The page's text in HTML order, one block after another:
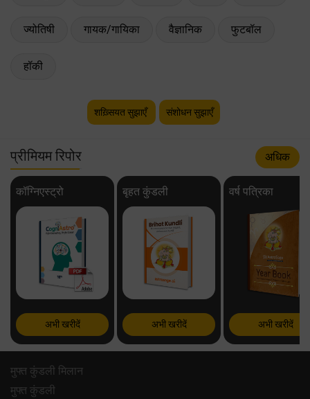
ज्योतिषी गायक/गायिका वैज्ञानिक फुटबॉल
हॉकी
शख़्सियत सुझाएँ संशोधन सुझाएँ
प्रीमियम रिपोर अधिक
कॉग्निएस्ट्रो
अभी खरीदें
बृहत कुंडली
अभी खरीदें
वर्ष पत्रिका
अभी खरीदें
मुफ्त कुंडली मिलान
मुफ्त कुंडली